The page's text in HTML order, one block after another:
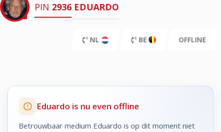
PIN 2936 EDUARDO
NL BE OFFLINE
Eduardo is nu even offline
Betrouwbaar medium Eduardo is op dit moment niet